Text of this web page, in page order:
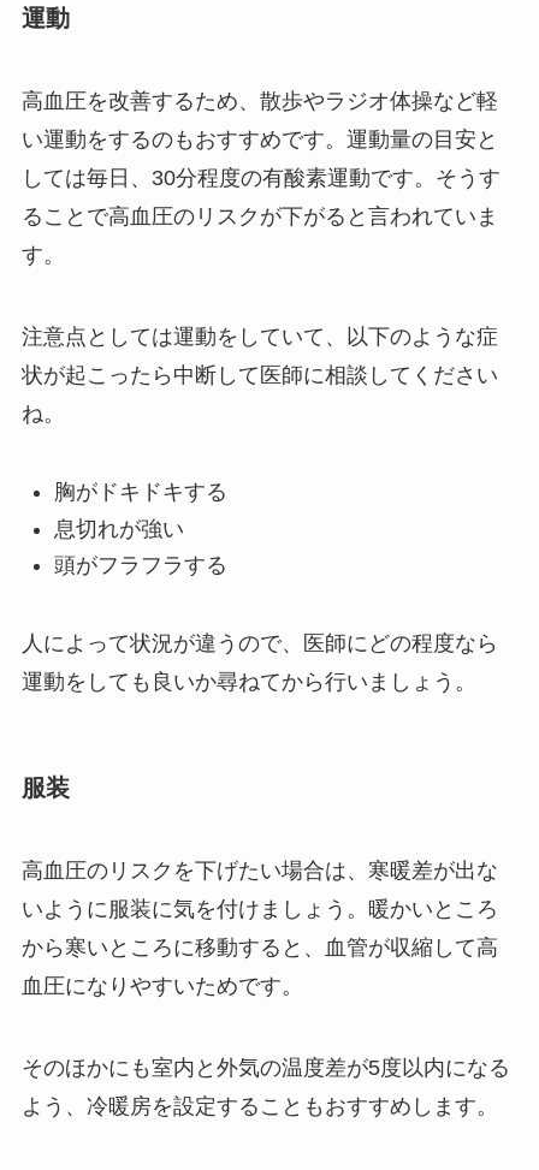
運動
高血圧を改善するため、散歩やラジオ体操など軽
い運動をするのもおすすめです。運動量の目安と
しては毎日、30分程度の有酸素運動です。そうす
ることで高血圧のリスクが下がると言われていま
す。
注意点としては運動をしていて、以下のような症
状が起こったら中断して医師に相談してください
ね。
胸がドキドキする
息切れが強い
頭がフラフラする
人によって状況が違うので、医師にどの程度なら
運動をしても良いか尋ねてから行いましょう。
服装
高血圧のリスクを下げたい場合は、寒暖差が出な
いように服装に気を付けましょう。暖かいところ
から寒いところに移動すると、血管が収縮して高
血圧になりやすいためです。
そのほかにも室内と外気の温度差が5度以内になる
よう、冷暖房を設定することもおすすめします。